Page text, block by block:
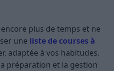
plus de temps et ne
une liste de courses à
adaptée à vos habitudes.
préparation et la gestion